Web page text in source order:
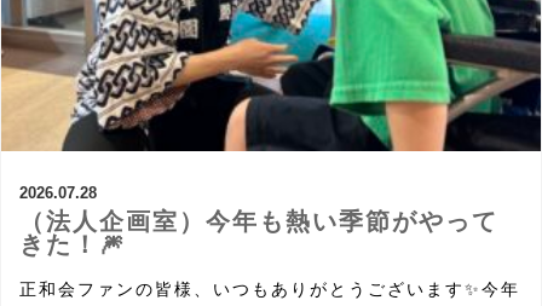
2026.07.28
（法人企画室）今年も熱い季節がやって
きた！🎆
正和会ファンの皆様、いつもありがとうございます✨今年